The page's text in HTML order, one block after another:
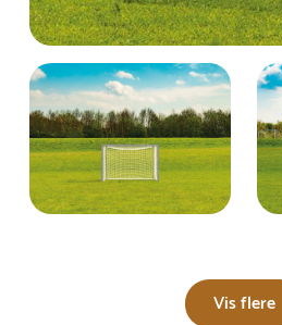
Vis flere